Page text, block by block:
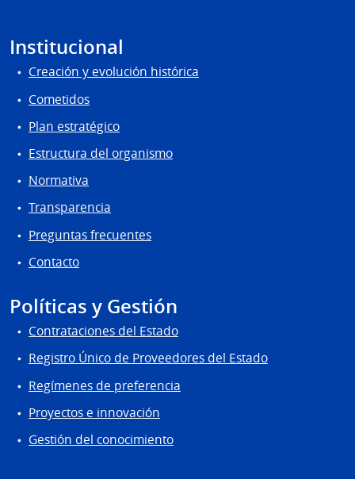
Institucional
Creación y evolución histórica
Cometidos
Plan estratégico
Estructura del organismo
Normativa
Transparencia
Preguntas frecuentes
Contacto
Políticas y Gestión
Contrataciones del Estado
Registro Único de Proveedores del Estado
Regímenes de preferencia
Proyectos e innovación
Gestión del conocimiento